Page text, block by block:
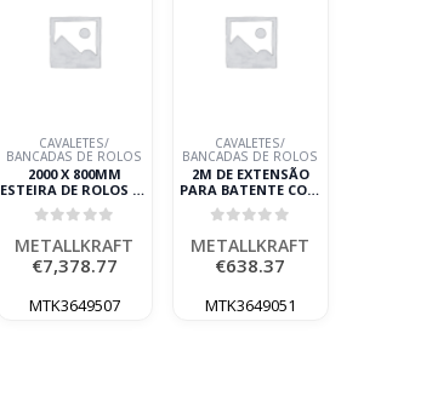
CAVALETES/
BANCADAS DE ROLOS
2000 X 800MM
ESTEIRA DE ROLOS DE
DESCARGA
METALLKRAFT
METALLKRAFT
€7,378.77
MTK3649507
CAVALETES/
BANCADAS DE ROLOS
2M DE EXTENSÃO
PARA BATENTE COM
METALLKRAFT
METALLKRAFT
€638.37
MTK3649051